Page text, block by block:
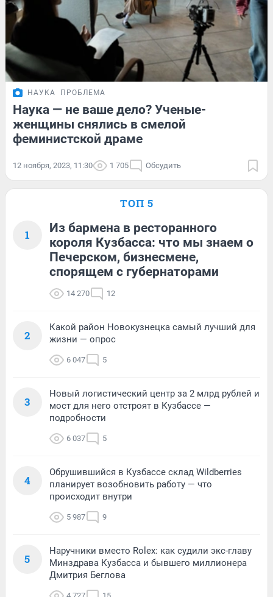
НАУКА ПРОБЛЕМА
Наука — не ваше дело? Ученые-
женщины снялись в смелой
феминистской драме
12 ноября, 2023, 11:30 1 705 Обсудить
ТОП 5
1
Из бармена в ресторанного
короля Кузбасса: что мы знаем о
Печерском, бизнесмене,
спорящем с губернаторами
14 270 12
2
Какой район Новокузнецка самый лучший для
жизни — опрос
6 047 5
3
Новый логистический центр за 2 млрд рублей и
мост для него отстроят в Кузбассе —
подробности
6 037 5
4
Обрушившийся в Кузбассе склад Wildberries
планирует возобновить работу — что
происходит внутри
5 987 9
5
Наручники вместо Rolex: как судили экс-главу
Минздрава Кузбасса и бывшего миллионера
Дмитрия Беглова